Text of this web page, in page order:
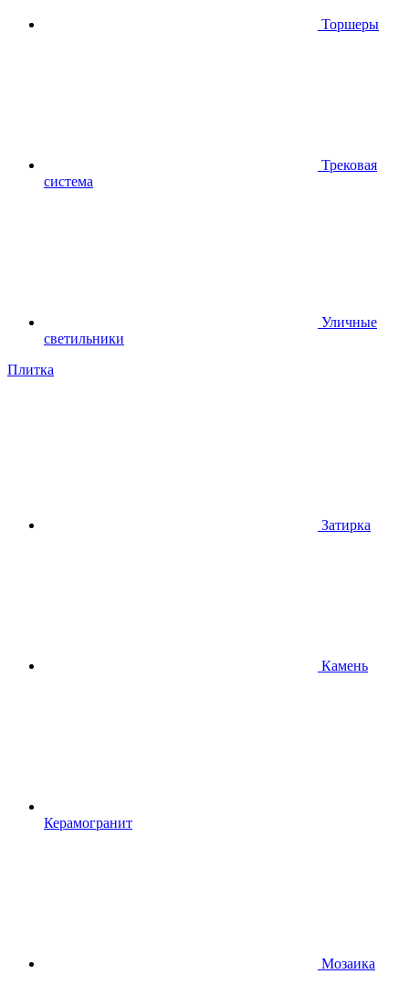
Торшеры
Трековая
система
Уличные
светильники
Плитка
Затирка
Камень
Керамогранит
Мозаика